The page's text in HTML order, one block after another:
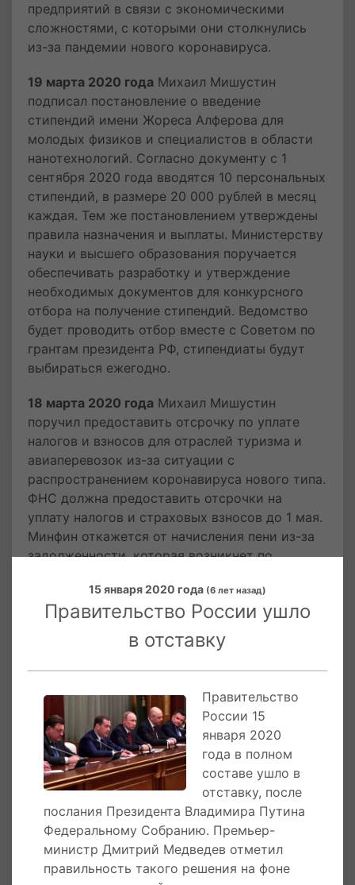
предприятий в связи с экономическими
сложностями, с которыми они столкнулись
из-за пандемии нового коронавируса.
19 марта 2020 года Михаил Мишустин
подписал постановление о введение
стипендий имени Жореса Алферова для
молодых физиков и специалистов в области
нанотехнологий. Согласно документу с 1
сентября 2020 года вводятся 10 персональных
стипендий, в размере 20 000 рублей в месяц
каждая. Тем же постановлением утверждены
правила назначения и выплаты. Министерству
науки и высшего образования поручается
обеспечивать разработку и утверждение
необходимых документов для конкурсного
отбора на получение стипендий. Ведомство
будет проводить отбор вместе с Советом по
грантам президента РФ, стипендиаты будут
выбираться ежегодно.
18 марта 2020 года Михаил Мишустин
поручил предоставить отсрочку по уплате
налогов и взносов для отраслей туризма и
авиаперевозок из-за ситуации с
распространением коронавируса нового типа.
ФНС должна предоставить отсрочки на
уплату налогов и страховых взносов до 1 мая.
Минфин откажется от начисления пени из-за
задолженности, которая возникнет по
Минэкономразвития до 1 апреля подготовит
законопроект о введении моратория на
подачу заявлений о банкротстве. ФНС,
госкорпорациям, федеральным и органам
исполнительной власти предписано отложить
подачу заявлений о банкротстве в отношении
должников, если ранее по фирмам не
возбуждалось дело о банкротстве.
Аналогичная рекомендация дана регионам и
ЦБ.
Президент России
обсудил с членами правительства
распространение в стране коронавируса.
Путин констатировал, что массового
проникновения болезни удалось избежать и
15 января 2020 года (6 лет назад)
Правительство России ушло
в отставку
Правительство
России 15
января 2020
года в полном
составе ушло в
отставку, после
послания Президента Владимира Путина
Федеральному Собранию. Премьер-
министр Дмитрий Медведев отметил
правильность такого решения на фоне